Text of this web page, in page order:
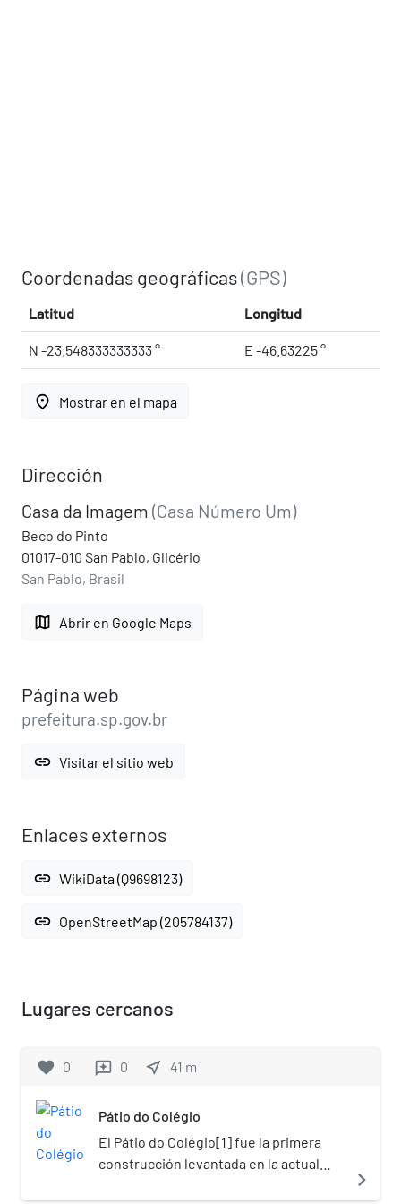
Coordenadas geográficas(GPS)
Latitud Longitud
N -23.548333333333 ° E -46.63225 °
place Mostrar en el mapa
Dirección
Casa da Imagem (Casa Número Um)
Beco do Pinto
01017-010 San Pablo, Glicério
San Pablo, Brasil
map Abrir en Google Maps
Página web
prefeitura.sp.gov.br
link Visitar el sitio web
Enlaces externos
link WikiData (Q9698123)
link OpenStreetMap (205784137)
Lugares cercanos
favorite 0 reviews 0 near_me 41 m
Pátio do Colégio
El Pátio do Colégio[1]​ fue la primera
construcción levantada en la actual
navigate_next